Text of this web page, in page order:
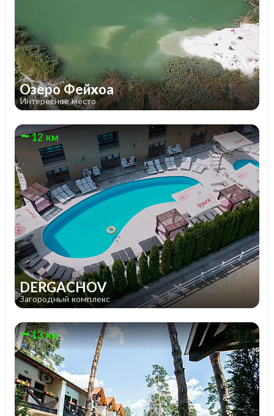
Озеро Фейхоа
Интересное место
12 км
DERGACHOV
Загородный комплекс
13 км